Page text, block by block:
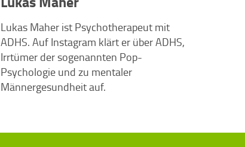
Lukas Maher ist Psychotherapeut mit
ADHS. Auf Instagram klärt er über ADHS,
Irrtümer der sogenannten Pop-
Psychologie und zu mentaler
Männergesundheit auf.